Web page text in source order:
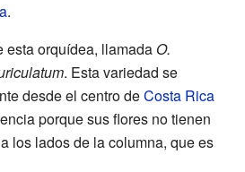
.
esta orquídea, llamada O.
. Esta variedad se
desde el centro deCosta Rica
porque sus flores no tienen
los lados de la columna, que es